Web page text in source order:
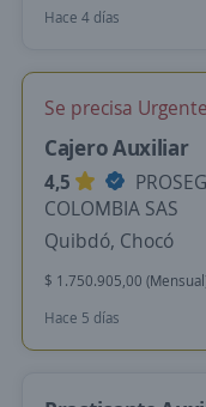
Hace 4 días
Se precisa Urgente
Cajero Auxiliar
4,5
COLOMBIA SAS
Quibdó, Chocó
$ 1.750.905,00
Hace 5 días